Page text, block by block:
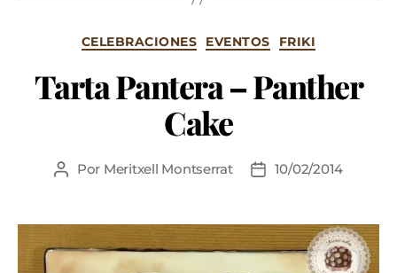
CELEBRACIONES EVENTOS FRIKI
Tarta Pantera – Panther
Cake
Por Meritxell Montserrat 10/02/2014